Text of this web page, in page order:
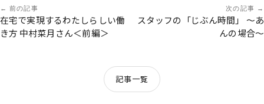
前の記事
在宅で実現するわたしらしい働
き方 中村菜月さん＜前編＞
記事一覧
次の記事
スタッフの「じぶん時間」 〜あ
んの場合〜